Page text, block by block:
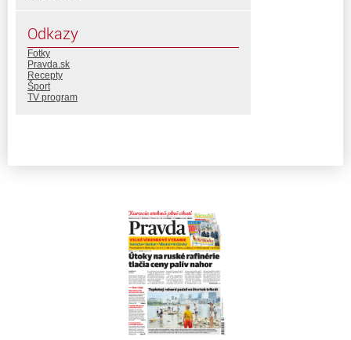
Odkazy
Fotky
Pravda.sk
Recepty
Šport
TV program